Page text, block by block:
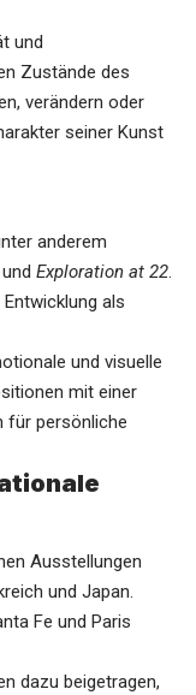
und
Zustände des
verändern oder
seiner Kunst
anderem
und Exploration at 22.
als
und visuelle
mit einer
für persönliche
Ausstellungen
und Japan.
Fe und Paris
dazu beigetragen,